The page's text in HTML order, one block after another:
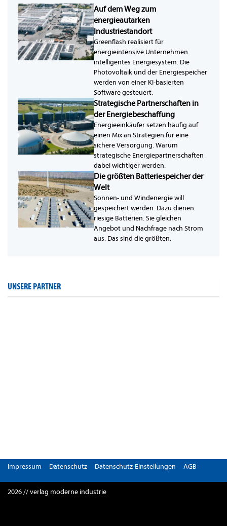
Auf dem Weg zum
energieautarken
Industriestandort
Greenflash realisiert für
energieintensive Unternehmen
intelligentes Energiesystem. Die
Photovoltaik und der Energiespeicher
werden von einer KI-basierten
Software gesteuert.
Strategische Partnerschaften in
der Energiebeschaffung
Energieeinkäufer setzen häufig auf
einen Mix an Strategien für eine
sichere Versorgung. Warum
strategische Energiepartnerschaften
dabei wichtiger werden.
Die größten Batteriespeicher der
Welt
Sonnen- und Windenergie will
gespeichert werden. Dazu dienen
riesige Batterien. Sie gleichen
Angebot und Nachfrage nach Strom
aus. Das sind die größten.
UNSERE PARTNER
Impressum Datenschutz Datenschutz-Einstellungen AGB
2026 // verlag moderne industrie